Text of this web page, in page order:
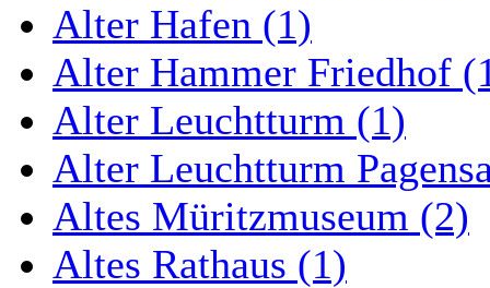
Alter Hafen (1)
Alter Hammer Friedhof
Alter Leuchtturm (1)
Alter Leuchtturm
Altes Müritzmuseum (2)
Altes Rathaus (1)